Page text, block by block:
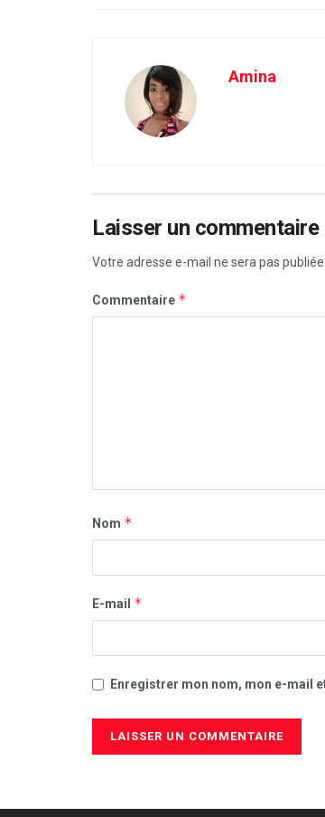
Amina
Laisser un commentaire
Votre adresse e-mail ne sera pas publiée.
Commentaire *
Nom *
E-mail *
Enregistrer mon nom, mon e-mail